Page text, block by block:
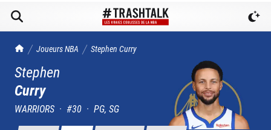
TrashTalk Actu NBA
Joueurs NBA Stephen Curry
Stephen
Curry
WARRIORS · #30 · PG, SG